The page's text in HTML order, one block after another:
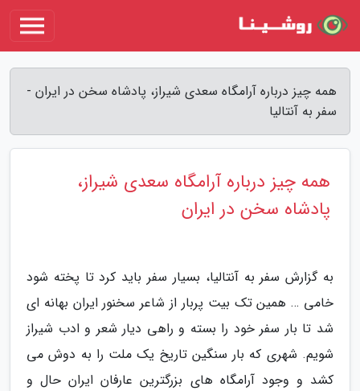
همه چیز درباره آرامگاه سعدی شیراز، پادشاه سخن در ایران -
سفر به آنتالیا
همه چیز درباره آرامگاه سعدی شیراز،
پادشاه سخن در ایران
به گزارش سفر به آنتالیا، بسیار سفر باید کرد تا پخته شود
خامی … همین تک بیت پربار از شاعر سخنور ایران بهانه ای
شد تا بار سفر خود را بسته و راهی دیار شعر و ادب شیراز
شویم. شهری که بار سنگین تاریخ یک ملت را به دوش می
کشد و وجود آرامگاه های بزرگترین عارفان ایران حال و